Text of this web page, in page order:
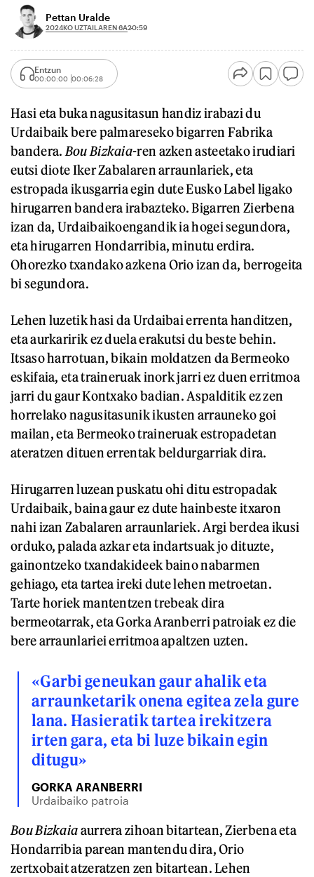
Pettan Uralde
2024KO UZTAILAREN 6A20:59
Entzun
00:00:00 00:06:28
Hasi eta buka nagusitasun handiz irabazi du
Urdaibaik bere palmareseko bigarren Fabrika
bandera. Bou Bizkaia-ren azken asteetako irudiari
eutsi diote Iker Zabalaren arraunlariek, eta
estropada ikusgarria egin dute Eusko Label ligako
hirugarren bandera irabazteko. Bigarren Zierbena
izan da, Urdaibaikoengandik ia hogei segundora,
eta hirugarren Hondarribia, minutu erdira.
Ohorezko txandako azkena Orio izan da, berrogeita
bi segundora.
Lehen luzetik hasi da Urdaibai errenta handitzen,
eta aurkaririk ez duela erakutsi du beste behin.
Itsaso harrotuan, bikain moldatzen da Bermeoko
eskifaia, eta traineruak inork jarri ez duen erritmoa
jarri du gaur Kontxako badian. Aspalditik ez zen
horrelako nagusitasunik ikusten arrauneko goi
mailan, eta Bermeoko traineruak estropadetan
ateratzen dituen errentak beldurgarriak dira.
Hirugarren luzean puskatu ohi ditu estropadak
Urdaibaik, baina gaur ez dute hainbeste itxaron
nahi izan Zabalaren arraunlariek. Argi berdea ikusi
orduko, palada azkar eta indartsuak jo dituzte,
gainontzeko txandakideek baino nabarmen
gehiago, eta tartea ireki dute lehen metroetan.
Tarte horiek mantentzen trebeak dira
bermeotarrak, eta Gorka Aranberri patroiak ez die
bere arraunlariei erritmoa apaltzen uzten.
«Garbi geneukan gaur ahalik eta
arraunketarik onena egitea zela gure
lana. Hasieratik tartea irekitzera
irten gara, eta bi luze bikain egin
ditugu»
GORKA ARANBERRI
Urdaibaiko patroia
Bou Bizkaiaaurrera zihoan bitartean, Zierbena eta
Hondarribia parean mantendu dira, Orio
zertxobait atzeratzen zen bitartean. Lehen